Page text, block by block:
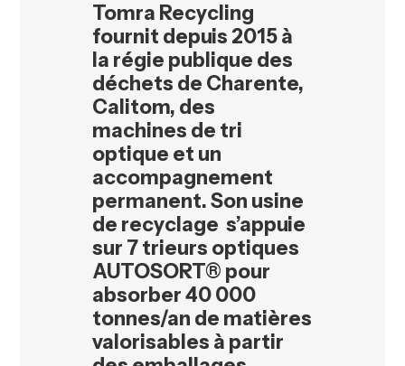
Tomra Recycling
fournit depuis 2015 à
la régie publique des
déchets de Charente,
Calitom, des
machines de tri
optique et un
accompagnement
permanent. Son usine
de recyclage s’appuie
sur 7 trieurs optiques
AUTOSORT® pour
absorber 40 000
tonnes/an de matières
valorisables à partir